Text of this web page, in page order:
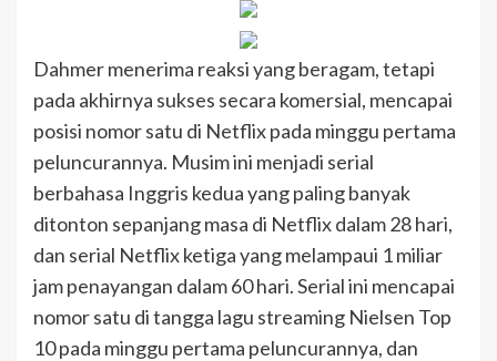
Dahmer menerima reaksi yang beragam, tetapi
pada akhirnya sukses secara komersial, mencapai
posisi nomor satu di Netflix pada minggu pertama
peluncurannya. Musim ini menjadi serial
berbahasa Inggris kedua yang paling banyak
ditonton sepanjang masa di Netflix dalam 28 hari,
dan serial Netflix ketiga yang melampaui 1 miliar
jam penayangan dalam 60 hari. Serial ini mencapai
nomor satu di tangga lagu streaming Nielsen Top
10 pada minggu pertama peluncurannya, dan